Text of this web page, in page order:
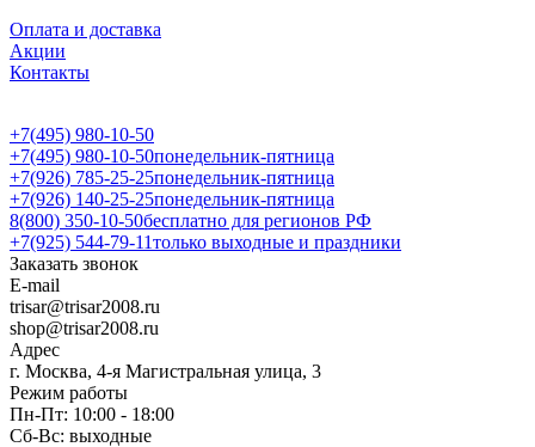
Оплата и доставка
Акции
Контакты
+7(495) 980-10-50
+7(495) 980-10-50понедельник-пятница
+7(926) 785-25-25понедельник-пятница
+7(926) 140-25-25понедельник-пятница
8(800) 350-10-50бесплатно для регионов РФ
+7(925) 544-79-11только выходные и праздники
Заказать звонок
E-mail
trisar@trisar2008.ru
shop@trisar2008.ru
Адрес
г. Москва, 4-я Магистральная улица, 3
Режим работы
Пн-Пт: 10:00 - 18:00
Сб-Вс: выходные